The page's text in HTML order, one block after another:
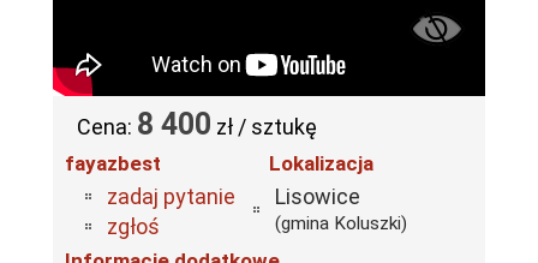
Cena: 8 400 zł / sztukę
fayazbest
zadaj pytanie
zgłoś
Lokalizacja
Lisowice
(gmina Koluszki)